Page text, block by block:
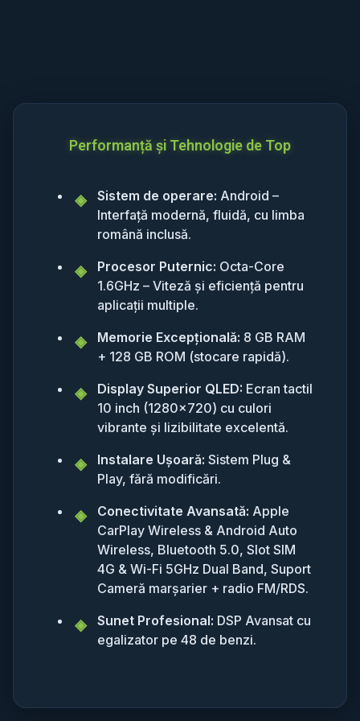
Performanță și Tehnologie de Top
Sistem de operare: Android –
Interfață modernă, fluidă, cu limba
română inclusă.
Procesor Puternic: Octa-Core
1.6GHz – Viteză și eficiență pentru
aplicații multiple.
Memorie Excepțională: 8 GB RAM
+ 128 GB ROM (stocare rapidă).
Display Superior QLED: Ecran tactil
10 inch (1280x720) cu culori
vibrante și lizibilitate excelentă.
Instalare Ușoară: Sistem Plug &
Play, fără modificări.
Conectivitate Avansată: Apple
CarPlay Wireless & Android Auto
Wireless, Bluetooth 5.0, Slot SIM
4G & Wi-Fi 5GHz Dual Band, Suport
Cameră marșarier + radio FM/RDS.
Sunet Profesional: DSP Avansat cu
egalizator pe 48 de benzi.